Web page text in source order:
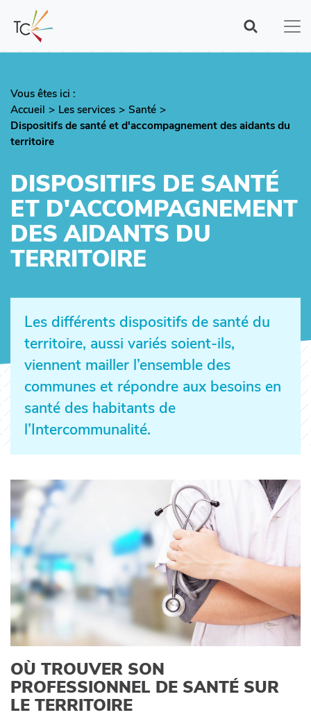
contenu
principal
Vous êtes ici :
Fil
d'Ariane
Accueil Les services
Santé
Dispositifs de santé et d'accompagnement des aidants du
territoire
DISPOSITIFS DE SANTÉ
ET D'ACCOMPAGNEMENT
DES AIDANTS DU
TERRITOIRE
Les différents dispositifs de santé du
territoire, aussi variés soient-ils,
viennent mailler l’ensemble des
communes et répondre aux besoins en
santé des habitants de
l’Intercommunalité.
OÙ TROUVER SON
PROFESSIONNEL DE SANTÉ SUR
LE TERRITOIRE